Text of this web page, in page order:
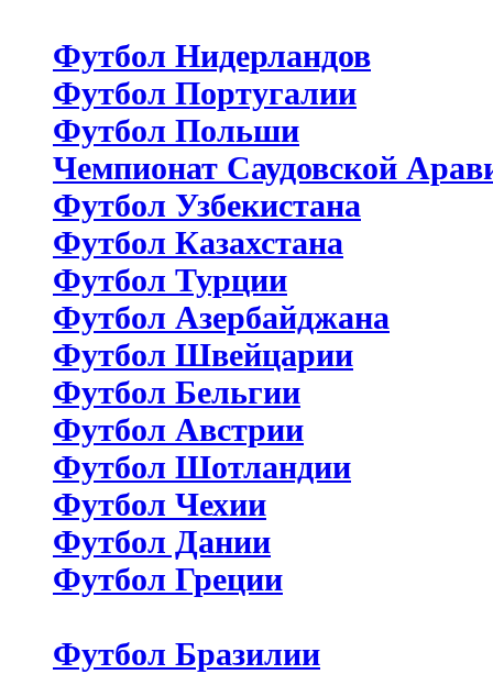
Футбол Нидерландов
Футбол Португалии
Футбол Польши
Чемпионат Саудовской
Футбол Узбекистана
Футбол Казахстана
Футбол Турции
Футбол Азербайджана
Футбол Швейцарии
Футбол Бельгии
Футбол Австрии
Футбол Шотландии
Футбол Чехии
Футбол Дании
Футбол Греции
Футбол Бразилии